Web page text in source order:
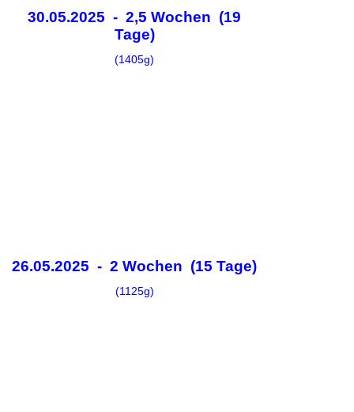
30.05.2025 - 2,5 Wochen (19
Tage)
(1405g)
26.05.2025 - 2 Wochen (15 Tage)
(1125g)